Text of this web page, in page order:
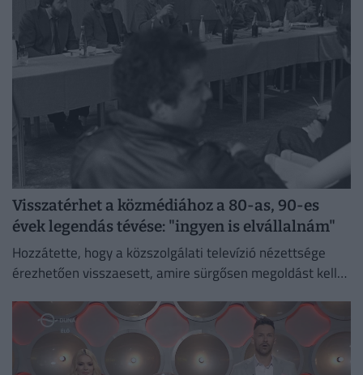
Visszatérhet a közmédiához a 80-as, 90-es
évek legendás tévése: "ingyen is elvállalnám"
Hozzátette, hogy a közszolgálati televízió nézettsége
érezhetően visszaesett, amire sürgősen megoldást kell